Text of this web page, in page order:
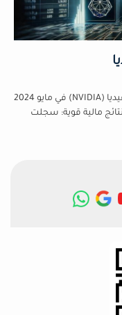
أبرز المستثمرين في سهم إنفيديا وآخر أخبار إنفيديا (NVIDIA) في مايو 2024
مالية قوية: سجلت